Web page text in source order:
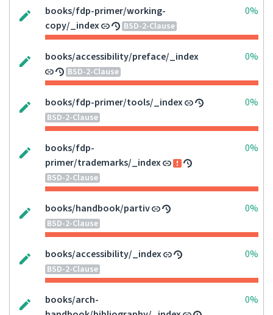
books/fdp-primer/working-
copy/_index
BSD-2-Clause
0%
books/accessibility/preface/_index
BSD-2-Clause
0%
books/fdp-primer/tools/_index
BSD-2-Clause
0%
books/fdp-
primer/trademarks/_index
BSD-2-Clause
0%
books/handbook/partiv
BSD-2-Clause
0%
books/accessibility/_index
BSD-2-Clause
0%
books/arch-
0%